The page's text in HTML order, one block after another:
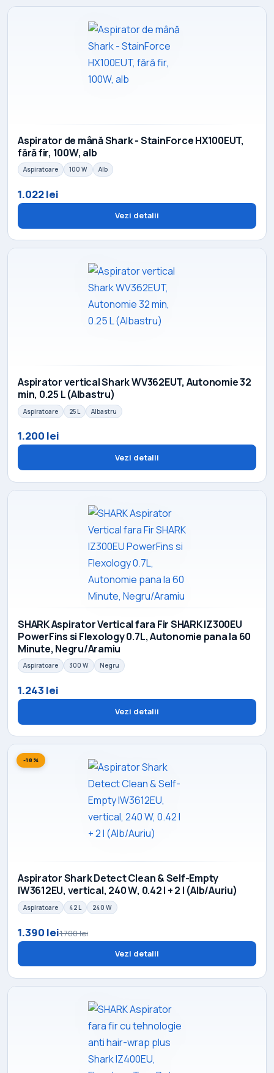
Aspirator de mână Shark - StainForce HX100EUT,
fără fir, 100W, alb
Aspiratoare 100 W Alb
1.022 lei
Vezi detalii
Aspirator vertical Shark WV362EUT, Autonomie 32
min, 0.25 L (Albastru)
Aspiratoare 25 L Albastru
1.200 lei
Vezi detalii
SHARK Aspirator Vertical fara Fir SHARK IZ300EU
PowerFins si Flexology 0.7L, Autonomie pana la 60
Minute, Negru/Aramiu
Aspiratoare 300 W Negru
1.243 lei
Vezi detalii
-18%
Aspirator Shark Detect Clean & Self-Empty
IW3612EU, vertical, 240 W, 0.42 l + 2 l (Alb/Auriu)
Aspiratoare 42 L 240 W
1.390 lei1.700 lei
Vezi detalii